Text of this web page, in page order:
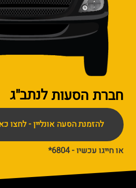
חברת הסעותלנתב"ג
להזמנת הסעה אונליין - לחצו
או חייגו עכשיו - 6804*